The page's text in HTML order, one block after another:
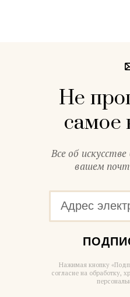
Не
самое
Все об
вашем
Нажимая кнопку
согласие на обработку,